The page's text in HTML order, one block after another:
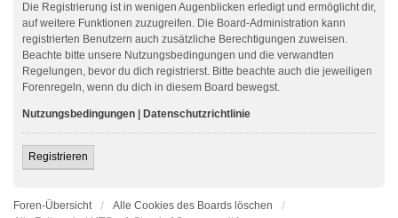
Die Registrierung ist in wenigen Augenblicken erledigt und ermöglicht dir,
auf weitere Funktionen zuzugreifen. Die Board-Administration kann
registrierten Benutzern auch zusätzliche Berechtigungen zuweisen.
Beachte bitte unsere Nutzungsbedingungen und die verwandten
Regelungen, bevor du dich registrierst. Bitte beachte auch die jeweiligen
Forenregeln, wenn du dich in diesem Board bewegst.
Nutzungsbedingungen Datenschutzrichtlinie
Registrieren
Foren-Übersicht
Alle Cookies des Boards löschen